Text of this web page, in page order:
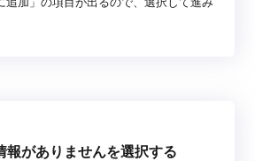
報がありませんを選択する